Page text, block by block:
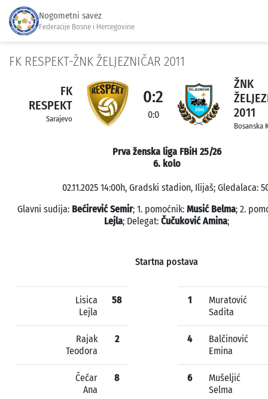
Nogometni savez
Federacije Bosne i Hercegovine
FK RESPEKT-ŽNK ŽELJEZNIČAR 2011
FK
RESPEKT
Sarajevo
0:2
0:0
ŽNK
2011
Bosanska
Prva ženska liga FBiH 25/26
6. kolo
02.11.2025 14:00h, Gradski stadion, Ilijaš; Gledalaca:
Glavni sudija: Bećirević Semir; 1. pomoćnik: Musić Belma; 2.
Lejla; Delegat: Čučuković Amina;
Startna postava
Lisica
Lejla
58
Rajak
Teodora
2
Čečar
Ana
8
1
Muratović
Sadita
4
Balčinović
Emina
6
Mušeljić
Selma